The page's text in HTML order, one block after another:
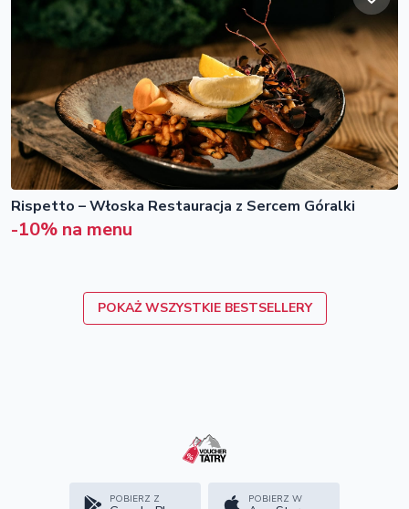
Rispetto – Włoska Restauracja z Sercem Góralki
-10% na menu
POKAŻ WSZYSTKIE BESTSELLERY
POBIERZ Z POBIERZ W